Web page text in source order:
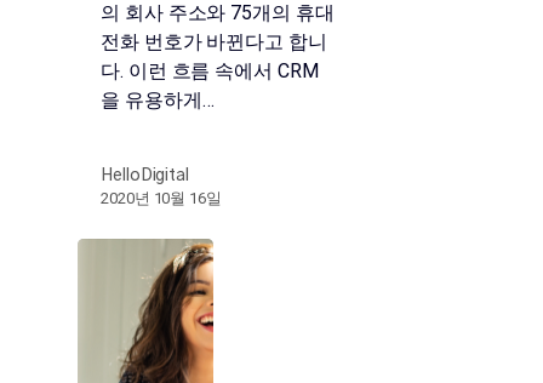
의 회사 주소와 75개의 휴대
전화 번호가 바뀐다고 합니
다. 이런 흐름 속에서 CRM
을 유용하게…
HelloDigital
2020년 10월 16일